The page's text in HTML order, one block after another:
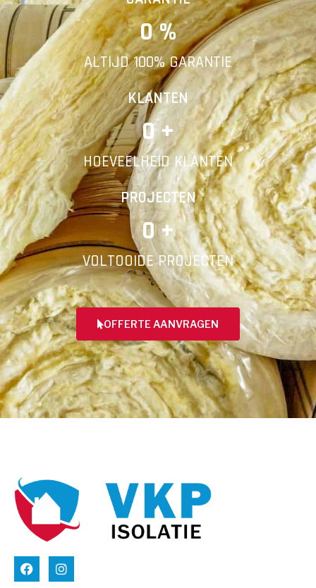
E-mail
Telefoonnummer
Vorige
0 %
ALTIJD 100% GARANTIE
KLANTEN
0 +
HOEVEELHEID KLANTEN
PROJECTEN
0 +
VOLTOOIDE PROJECTEN
OFFERTE AANVRAGEN